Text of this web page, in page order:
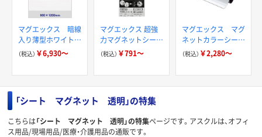
マグエックス 暗線
入り薄型ホワイトボ
ードシート
（税込） ￥6,930～
マグエックス 超強
力マグネットシート
【滑り止め加工】粘着
（税込） ￥791～
マグエックス マグ
ネットカラーシート
強力 大判サイズ
（税込） ￥2,280～
「シート マグネット 透明」の特集
こちらは「シート マグネット 透明」の特集ページです。アスクルは、オフィ
ス用品/現場用品/医療・介護用品の通販です。